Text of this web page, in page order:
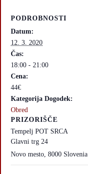
PODROBNOSTI
Datum:
12. 3. 2020
Čas:
18:00 - 21:00
Cena:
44€
Kategorija Dogodek:
Obred
PRIZORIŠČE
Tempelj POT SRCA
Glavni trg 24
Novo mesto, 8000 Slovenia